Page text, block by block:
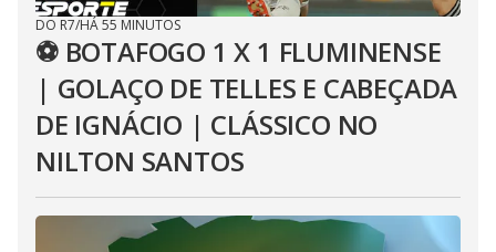
DO R7/HÁ 55 MINUTOS
⚽ BOTAFOGO 1 X 1 FLUMINENSE
| GOLAÇO DE TELLES E CABEÇADA
DE IGNÁCIO | CLÁSSICO NO
NILTON SANTOS